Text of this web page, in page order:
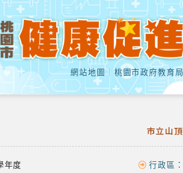
網站地圖｜ 桃園市政府教育局
市立山
年度 行政區：